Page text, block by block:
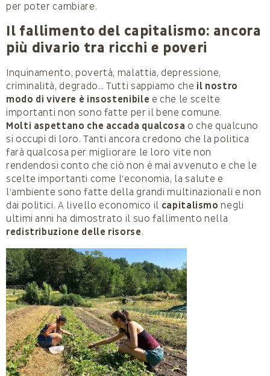
per poter cambiare.
Il fallimento del capitalismo: ancora
più divario tra ricchi e poveri
Inquinamento, povertà, malattia, depressione,
criminalità, degrado… Tutti sappiamo che il nostro
modo di vivere è insostenibile e che le scelte
importanti non sono fatte per il bene comune.
Molti aspettano che accada qualcosa o che qualcuno
si occupi di loro. Tanti ancora credono che la politica
farà qualcosa per migliorare le loro vite non
rendendosi conto che ciò non è mai avvenuto e che le
scelte importanti come l’economia, la salute e
l’ambiente sono fatte della grandi multinazionali e non
dai politici. A livello economico il capitalismo negli
ultimi anni ha dimostrato il suo fallimento nella
redistribuzione delle risorse.